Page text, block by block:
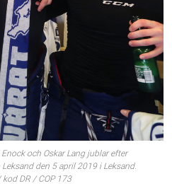
och Oskar Lang jublar efter
den 5 april 2019 i Leksand.
kod DR / COP 173